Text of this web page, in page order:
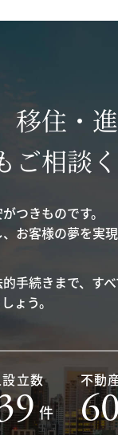
移住・
ご相談
つきものです。
お客様の夢を実
手続きまで、す
ょう。
立数
件
不動